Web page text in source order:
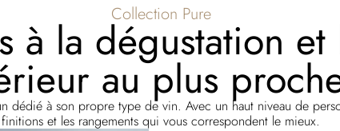
Collection Pure
à la dégustation
au plus
dédié à son propre type de vin. Avec un haut niveau de
finitions et les rangements qui vous correspondent le mieux.